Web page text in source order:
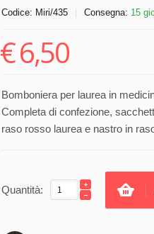
Codice: Miri/435 Consegna: 15
€6,50
Bomboniera per laurea in
Completa di confezione,
raso rosso laurea e nastro in
Quantità: